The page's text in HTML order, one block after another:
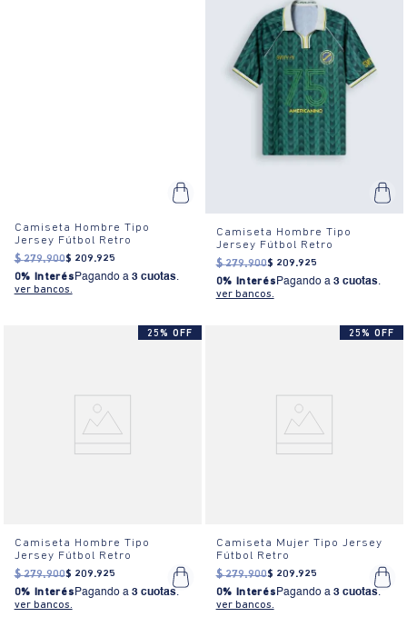
Camiseta Hombre Tipo
Jersey Fútbol Retro
$ 279.900$ 209.925
0% Interés Pagando a 3 cuotas.
ver bancos.
Camiseta Hombre Tipo
Jersey Fútbol Retro
$ 279.900$ 209.925
0% Interés Pagando a 3 cuotas.
ver bancos.
25% OFF
Camiseta Hombre Tipo
Jersey Fútbol Retro
$ 279.900$ 209.925
0% Interés Pagando a 3 cuotas.
ver bancos.
25% OFF
Camiseta Mujer Tipo Jersey
Fútbol Retro
$ 279.900$ 209.925
0% Interés Pagando a 3 cuotas.
ver bancos.